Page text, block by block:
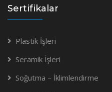
Sertifikalar
Plastik İşleri
Seramik İşleri
Soğutma – İklimlendirme